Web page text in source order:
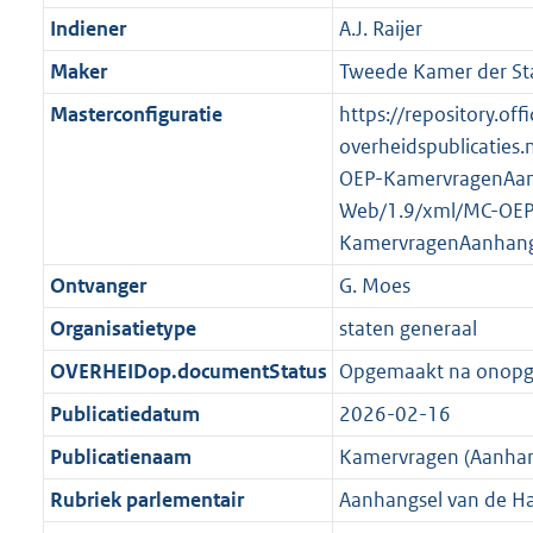
t
a
t
K
b
2
K
Indiener
A.J. Raijer
Maker
Tweede Kamer der
Masterconfiguratie
https://
OEP-
Web/1.9/xml/MC-
Ontvanger
G. Moes
Organisatietype
staten generaal
OVERHEIDop.documentStatus Opgemaakt na
Publicatiedatum
2026-02-16
Publicatienaam
Kamervragen
Rubriek parlementair
Aanhangsel van de